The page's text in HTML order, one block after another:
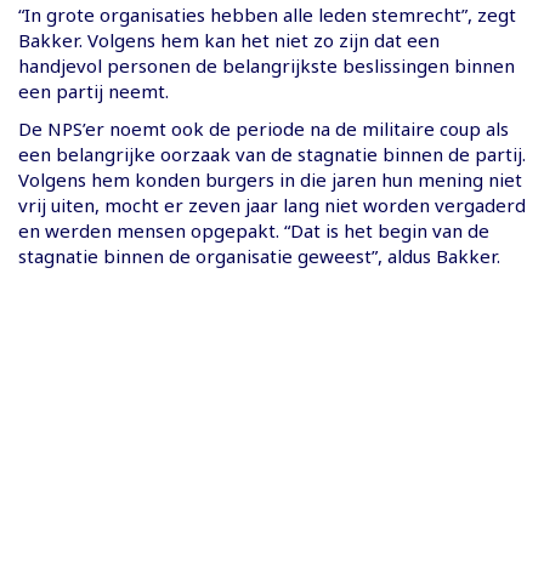
“In grote organisaties hebben alle leden stemrecht”, zegt
Bakker. Volgens hem kan het niet zo zijn dat een
handjevol personen de belangrijkste beslissingen binnen
een partij neemt.
De NPS’er noemt ook de periode na de militaire coup als
een belangrijke oorzaak van de stagnatie binnen de partij.
Volgens hem konden burgers in die jaren hun mening niet
vrij uiten, mocht er zeven jaar lang niet worden vergaderd
en werden mensen opgepakt. “Dat is het begin van de
stagnatie binnen de organisatie geweest”, aldus Bakker.